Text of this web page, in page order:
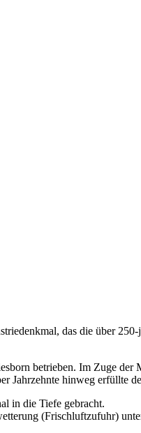
das die über
betrieben. Im Zuge der
Jahrzehnte hinweg erfüllte
in die Tiefe gebracht.
(Frischluftzufuhr)